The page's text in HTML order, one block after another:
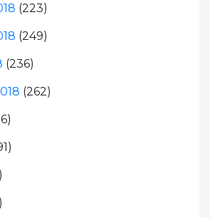
(223)
(249)
(236)
(262)